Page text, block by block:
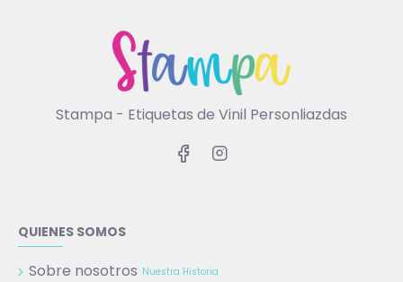
Stampa - Etiquetas de Vinil Personliazdas
QUIENES SOMOS
Sobre nosotros Nuestra Historia